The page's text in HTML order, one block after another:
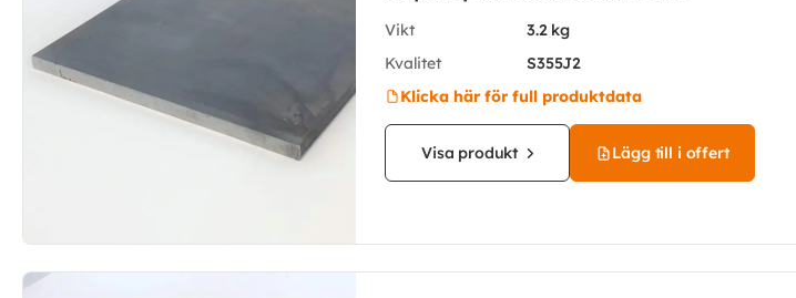
Vikt
3.2 kg
Kvalitet
S355J2
Klicka här för full produktdata
Visa produkt Lägg till i offert